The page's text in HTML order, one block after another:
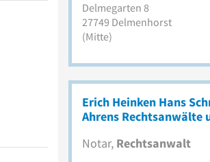
Delmegarten 8
27749 Delmenhorst
(Mitte)
Erich Heinken Hans
Ahrens Rechtsanwälte
Notar, Rechtsanwalt